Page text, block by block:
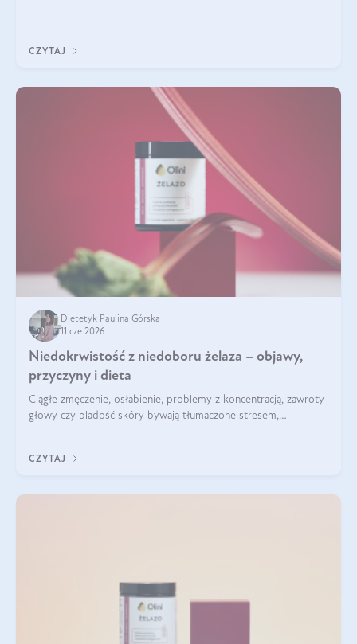
CZYTAJ
Dietetyk Paulina Górska
11 cze 2026
Niedokrwistość z niedoboru żelaza – objawy,
przyczyny i dieta
Ciągłe zmęczenie, osłabienie, problemy z koncentracją, zawroty
głowy czy bladość skóry bywają tłumaczone stresem,
CZYTAJ